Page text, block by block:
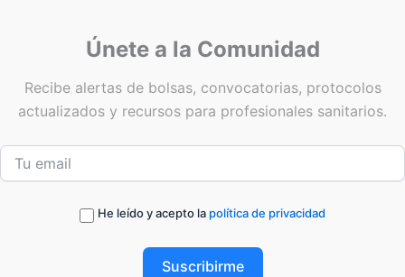
Únete a la Comunidad
Recibe alertas de bolsas, convocatorias, protocolos
actualizados y recursos para profesionales sanitarios.
He leído y acepto la política de privacidad
Suscribirme